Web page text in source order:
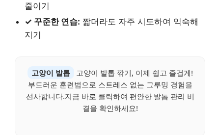
줄이기
✓ 꾸준한 연습: 짧더라도 자주 시도하여 익숙해
지기
고양이 발톱
고양이 발톱 깎기, 이제 쉽고 즐겁게!
부드러운 훈련법으로 스트레스 없는 그루밍 경험을
선사합니다.지금 바로 클릭하여 편안한 발톱 관리 비
결을 확인하세요!